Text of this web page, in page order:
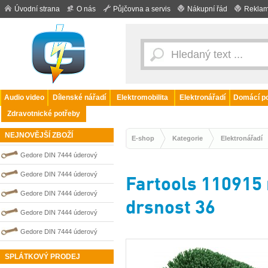
Úvodní strana O nás Půjčovna a servis Nákupní řád
Audio video Dílenské nářadí Elektromobilita Elektronářadí
Domácí
Zdravotnické potřeby
NEJNOVĚJŠÍ ZBOŽÍ
Gedore DIN 7444 úderový
nejiskřivý plochý (palcový) klíč
0100211S
Gedore DIN 7444 úderový
nejiskřivý plochý (palcový) klíč
0100205S
Gedore DIN 7444 úderový
nejiskřivý plochý (palcový) klíč
0100202S
Gedore DIN 7444 úderový
nejiskřivý plochý (palcový) klíč
0100204S
Gedore DIN 7444 úderový
nejiskřivý plochý (palcový) klíč
SPLÁTKOVÝ PRODEJ
E-shop Kategorie Elektronářadí
Fartools
drsnost 36